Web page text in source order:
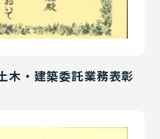
木・建築委託業務表彰